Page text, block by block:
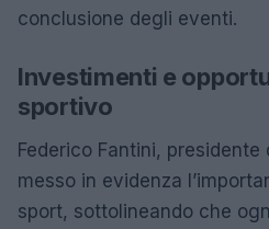
conclusione degli eventi.
Investimenti e
sportivo
Federico Fantini, presidente
messo in evidenza
sport, sottolineando che